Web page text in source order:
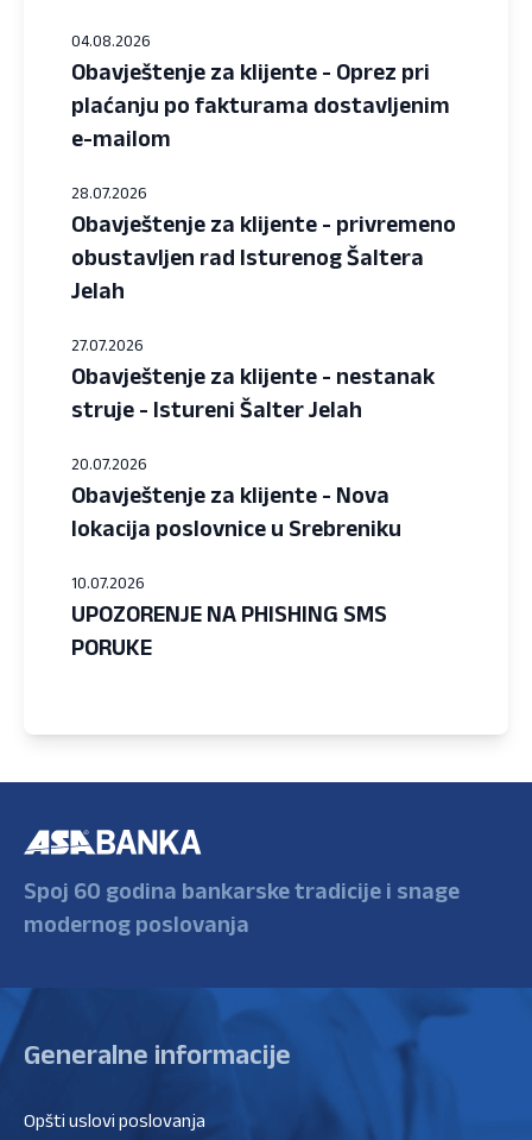
04.08.2026
Obavještenje za klijente - Oprez pri
plaćanju po fakturama dostavljenim
e-mailom
28.07.2026
Obavještenje za klijente - privremeno
obustavljen rad Isturenog Šaltera
Jelah
27.07.2026
Obavještenje za klijente - nestanak
struje - Istureni Šalter Jelah
20.07.2026
Obavještenje za klijente - Nova
lokacija poslovnice u Srebreniku
10.07.2026
UPOZORENJE NA PHISHING SMS
PORUKE
Spoj 60 godina bankarske tradicije i snage
modernog poslovanja
Generalne informacije
Opšti uslovi poslovanja